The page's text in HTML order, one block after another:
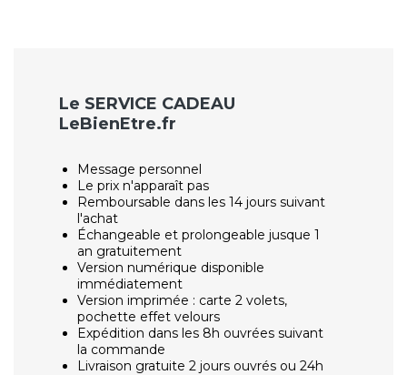
Le SERVICE CADEAU
LeBienEtre.fr
Message personnel
Le prix n'apparaît pas
Remboursable dans les 14 jours suivant
l'achat
Échangeable et prolongeable jusque 1
an gratuitement
Version numérique disponible
immédiatement
Version imprimée : carte 2 volets,
pochette effet velours
Expédition dans les 8h ouvrées suivant
la commande
Livraison gratuite 2 jours ouvrés ou 24h